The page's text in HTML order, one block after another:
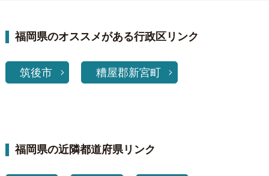
福岡県のオススメがある行政区リンク
筑後市 糟屋郡新宮町
福岡県の近隣都道府県リンク